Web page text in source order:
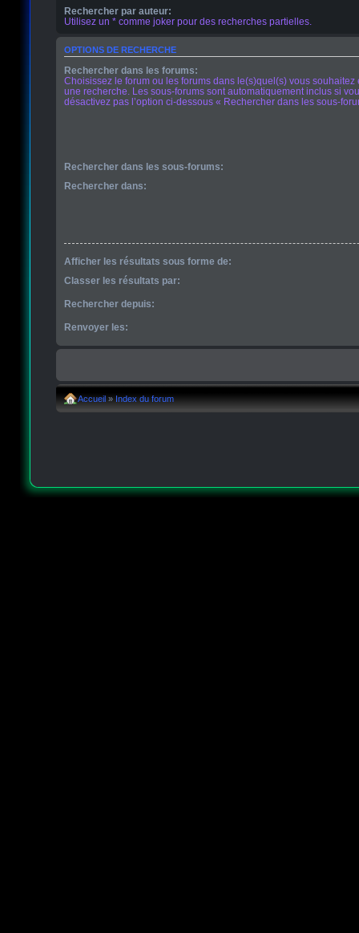
Rechercher par auteur:
Utilisez un * comme joker pour des recherches partielles.
OPTIONS DE RECHERCHE
Rechercher dans les forums:
Choisissez le forum ou les forums dans le(s)quel(s) vous souhaitez
une recherche. Les sous-forums sont automatiquement inclus si
désactivez pas l’option ci-dessous « Rechercher dans les sous-
Rechercher dans les sous-forums:
Rechercher dans:
Afficher les résultats sous forme de:
Classer les résultats par:
Rechercher depuis:
Renvoyer les:
Accueil » Index du forum